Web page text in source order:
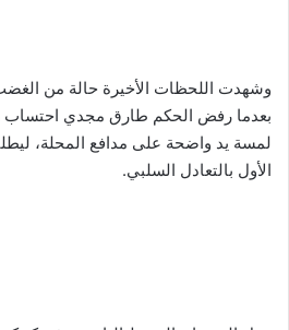
وشهدت اللحظات الأخيرة حالة من
بعدما رفض الحكم طارق مجدي احتساب
لمسة يد واضحة على مدافع المحلة،
الأول بالتعادل السلبي.